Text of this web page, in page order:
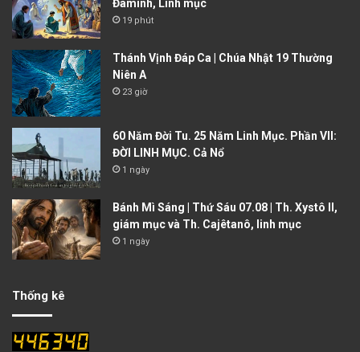
Đaminh, Linh mục
19 phút
Thánh Vịnh Đáp Ca | Chúa Nhật 19 Thường
Niên A
23 giờ
60 Năm Đời Tu. 25 Năm Linh Mục. Phần VII:
ĐỜI LINH MỤC. Cả Nổ
1 ngày
Bánh Mì Sáng | Thứ Sáu 07.08 | Th. Xystô II,
giám mục và Th. Cajêtanô, linh mục
1 ngày
Thống kê